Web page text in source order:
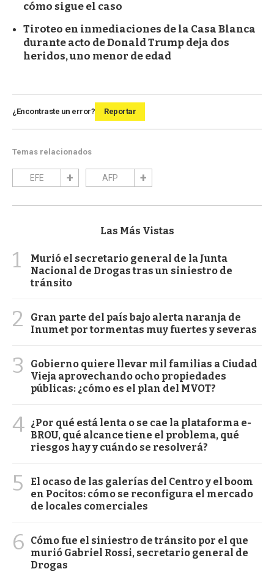
cómo sigue el caso
Tiroteo en inmediaciones de la Casa Blanca
durante acto de Donald Trump deja dos
heridos, uno menor de edad
¿Encontraste un error? Reportar
Temas relacionados
EFE AFP
Las Más Vistas
1
Murió el secretario general de la Junta
Nacional de Drogas tras un siniestro de
tránsito
2
Gran parte del país bajo alerta naranja de
Inumet por tormentas muy fuertes y severas
3
Gobierno quiere llevar mil familias a Ciudad
Vieja aprovechando ocho propiedades
públicas: ¿cómo es el plan del MVOT?
4 ¿Por qué está lenta o se cae la plataforma e-
BROU, qué alcance tiene el problema, qué
riesgos hay y cuándo se resolverá?
5
El ocaso de las galerías del Centro y el boom
en Pocitos: cómo se reconfigura el mercado
de locales comerciales
6
Cómo fue el siniestro de tránsito por el que
murió Gabriel Rossi, secretario general de
Drogas